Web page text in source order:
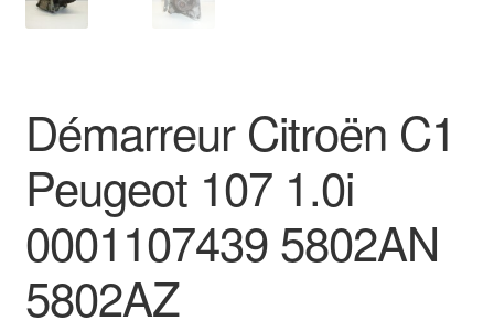
Procédure de Réclamation
Démarreur Citroën C1
Peugeot 107 1.0i
0001107439 5802AN
5802AZ